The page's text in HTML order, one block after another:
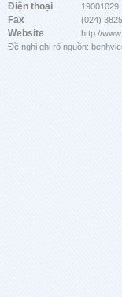
Điện thoại 19001029
Fax (024)
Website
http://
Đề nghị ghi rõ nguồn: